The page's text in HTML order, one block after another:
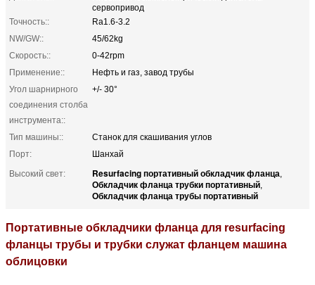
сервопривод
Точность::
Ra1.6-3.2
NW/GW::
45/62kg
Скорость::
0-42rpm
Применение::
Нефть и газ, завод трубы
Угол шарнирного
соединения столба
инструмента::
+/- 30°
Тип машины::
Станок для скашивания углов
Порт:
Шанхай
Высокий свет:
Resurfacing портативный обкладчик фланца,
Обкладчик фланца трубки портативный,
Обкладчик фланца трубы портативный
Портативные обкладчики фланца для resurfacing
фланцы трубы и трубки служат фланцем машина
облицовки